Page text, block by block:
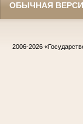
ОБЫЧНАЯ
2006-2026